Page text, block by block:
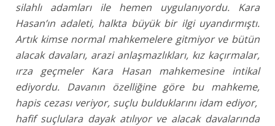
silahlı adamları ile hemen uygulanıyordu. Kara
Hasan’ın adaleti, halkta büyük bir ilgi uyandırmıştı.
Artık kimse normal mahkemelere gitmiyor ve bütün
alacak davaları, arazi anlaşmazlıkları, kız kaçırmalar,
ırza geçmeler Kara Hasan mahkemesine intikal
ediyordu. Davanın özelliğine göre bu mahkeme,
hapis cezası veriyor, suçlu bulduklarını idam ediyor,
hafif suçlulara dayak atılıyor ve alacak davalarında